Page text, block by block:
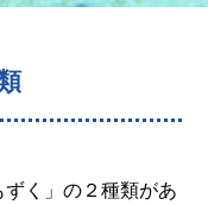
く」の２種類があ